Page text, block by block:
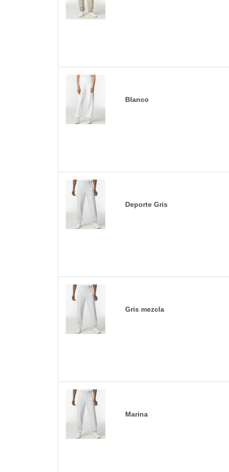
Blanco
Deporte Gris
Gris mezcla
Marina